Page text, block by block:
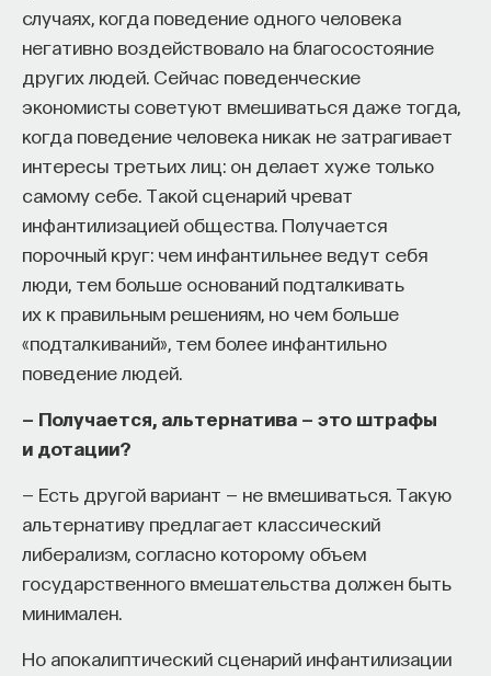
случаях, когда поведение одного человека
негативно воздействовало на благосостояние
других людей. Сейчас поведенческие
экономисты советуют вмешиваться даже тогда,
когда поведение человека никак не затрагивает
интересы третьих лиц: он делает хуже только
самому себе. Такой сценарий чреват
инфантилизацией общества. Получается
порочный круг: чем инфантильнее ведут себя
люди, тем больше оснований подталкивать
их к правильным решениям, но чем больше
«подталкиваний», тем более инфантильно
поведение людей.
— Получается, альтернатива — это штрафы
и дотации?
— Есть другой вариант — не вмешиваться. Такую
альтернативу предлагает классический
либерализм, согласно которому объем
государственного вмешательства должен быть
минимален.
Но апокалиптический сценарий инфантилизации